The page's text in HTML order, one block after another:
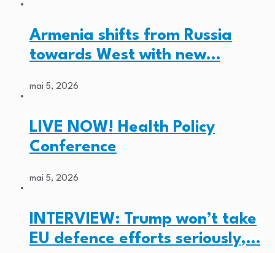
Armenia shifts from Russia
towards West with new…
mai 5, 2026
LIVE NOW! Health Policy
Conference
mai 5, 2026
INTERVIEW: Trump won’t take
EU defence efforts seriously,…